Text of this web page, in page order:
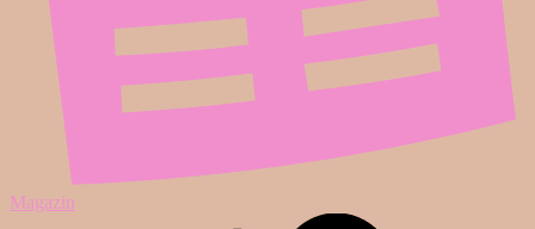
Magazin